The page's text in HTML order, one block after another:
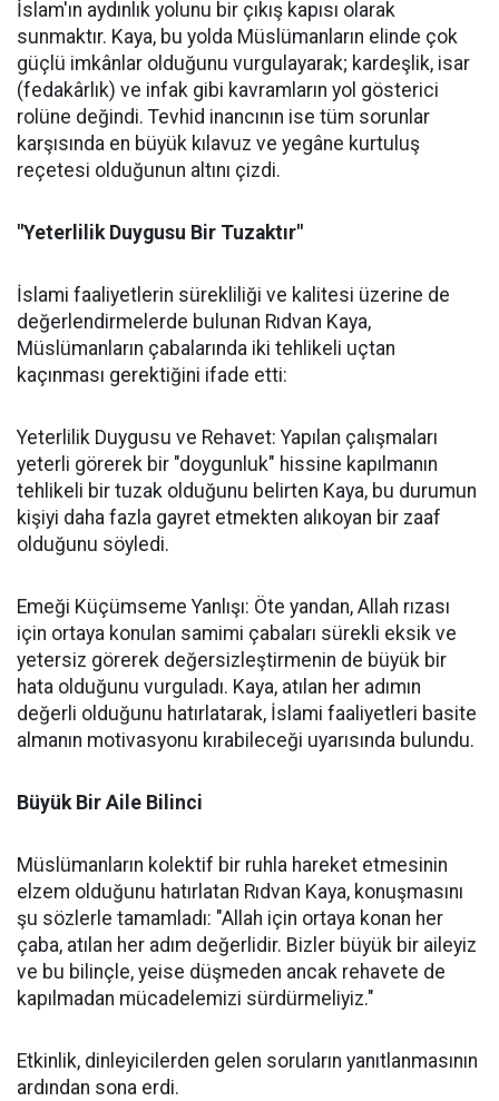
İslam'ın aydınlık yolunu bir çıkış kapısı olarak
sunmaktır. Kaya, bu yolda Müslümanların elinde çok
güçlü imkânlar olduğunu vurgulayarak; kardeşlik, isar
(fedakârlık) ve infak gibi kavramların yol gösterici
rolüne değindi. Tevhid inancının ise tüm sorunlar
karşısında en büyük kılavuz ve yegâne kurtuluş
reçetesi olduğunun altını çizdi.
"Yeterlilik Duygusu Bir Tuzaktır"
İslami faaliyetlerin sürekliliği ve kalitesi üzerine de
değerlendirmelerde bulunan Rıdvan Kaya,
Müslümanların çabalarında iki tehlikeli uçtan
kaçınması gerektiğini ifade etti:
Yeterlilik Duygusu ve Rehavet: Yapılan çalışmaları
yeterli görerek bir "doygunluk" hissine kapılmanın
tehlikeli bir tuzak olduğunu belirten Kaya, bu durumun
kişiyi daha fazla gayret etmekten alıkoyan bir zaaf
olduğunu söyledi.
Emeği Küçümseme Yanlışı: Öte yandan, Allah rızası
için ortaya konulan samimi çabaları sürekli eksik ve
yetersiz görerek değersizleştirmenin de büyük bir
hata olduğunu vurguladı. Kaya, atılan her adımın
değerli olduğunu hatırlatarak, İslami faaliyetleri basite
almanın motivasyonu kırabileceği uyarısında bulundu.
Büyük Bir Aile Bilinci
Müslümanların kolektif bir ruhla hareket etmesinin
elzem olduğunu hatırlatan Rıdvan Kaya, konuşmasını
şu sözlerle tamamladı: "Allah için ortaya konan her
çaba, atılan her adım değerlidir. Bizler büyük bir aileyiz
ve bu bilinçle, yeise düşmeden ancak rehavete de
kapılmadan mücadelemizi sürdürmeliyiz."
Etkinlik, dinleyicilerden gelen soruların yanıtlanmasının
ardından sona erdi.